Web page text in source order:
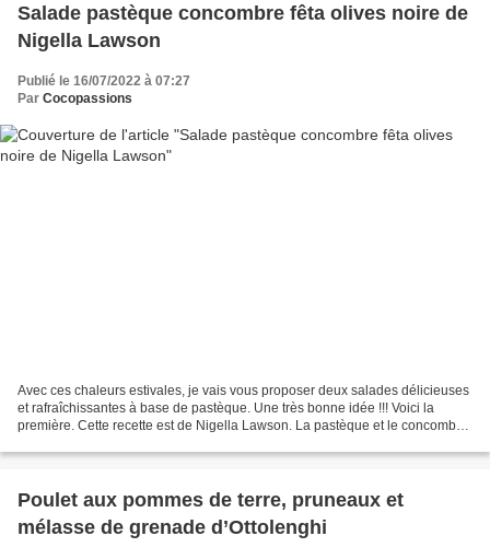
Salade pastèque concombre fêta olives noire de
Nigella Lawson
Publié le 16/07/2022 à 07:27
Par Cocopassions
Avec ces chaleurs estivales, je vais vous proposer deux salades délicieuses
et rafraîchissantes à base de pastèque. Une très bonne idée !!! Voici la
première. Cette recette est de Nigella Lawson. La pastèque et le concombre
Poulet aux pommes de terre, pruneaux et
mélasse de grenade d’Ottolenghi